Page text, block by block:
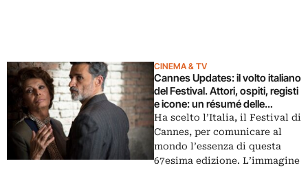
CINEMA & TV
Cannes Updates: il volto italiano
del Festival. Attori, ospiti, registi
e icone: un résumé delle
presenze nazionali, tra film in
concorso e sezioni parallele
Ha scelto l’Italia, il Festival di
Cannes, per comunicare al
mondo l’essenza di questa
67esima edizione. L’immagine